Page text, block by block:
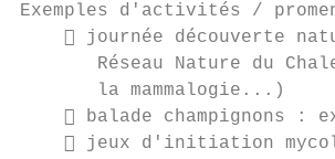
Exemples d'activités /
 journée découverte
Réseau Nature du
       la mammalogie...)
 balade champignons :
 jeux d'initiation